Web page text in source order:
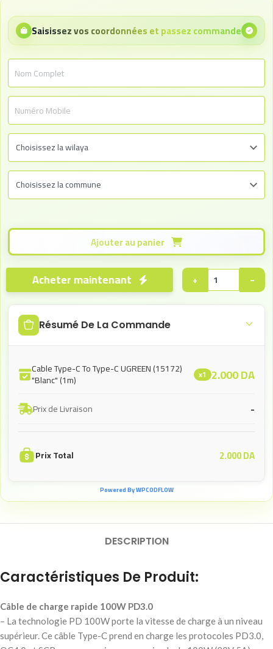
Saisissez vos coordonnées et passez commande
−
+
Résumé De La Commande
Cable Type-C To Type-C UGREEN (15172)
"Blanc" (1m) x1 2.000DA
Prix de Livraison -
Prix Total 2.000DA
Powered By WPCODFLOW
DESCRIPTION
Caractéristiques De Produit:
Câble de charge rapide 100W PD3.0
– La technologie PD 100W porte la vitesse de charge à un niveau
supérieur. Ce câble Type-C prend en charge les protocoles PD3.0,